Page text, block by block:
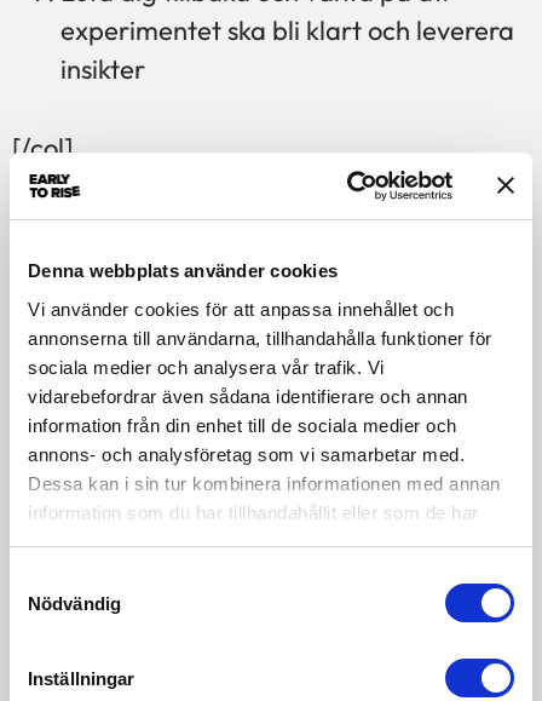
Denna webbplats använder cookies
Vi använder cookies för att anpassa innehållet och
annonserna till användarna, tillhandahålla funktioner för
sociala medier och analysera vår trafik. Vi
vidarebefordrar även sådana identifierare och annan
information från din enhet till de sociala medier och
annons- och analysföretag som vi samarbetar med.
Dessa kan i sin tur kombinera informationen med annan
information som du har tillhandahållit eller som de har
samlat in när du har använt deras tjänster.
Nödvändig
Inställningar
experimentet ska bli klart och leverera
insikter
[/col]
[/row]
Jag hör vad du säger, men…
Det är lätt att göra saker när man vet hur.
Om du inte orkar, kan eller vill sätta dig in i
Google Ads och experiment så hjälper jag
dig gärna. Det behöver inte ta lång tid att
hantera dina annonser – jag kan göra det
[button text=”Jag behöver hjälp med
Google Ads…” color=”success” radius=”5″
depth_hover=”3″